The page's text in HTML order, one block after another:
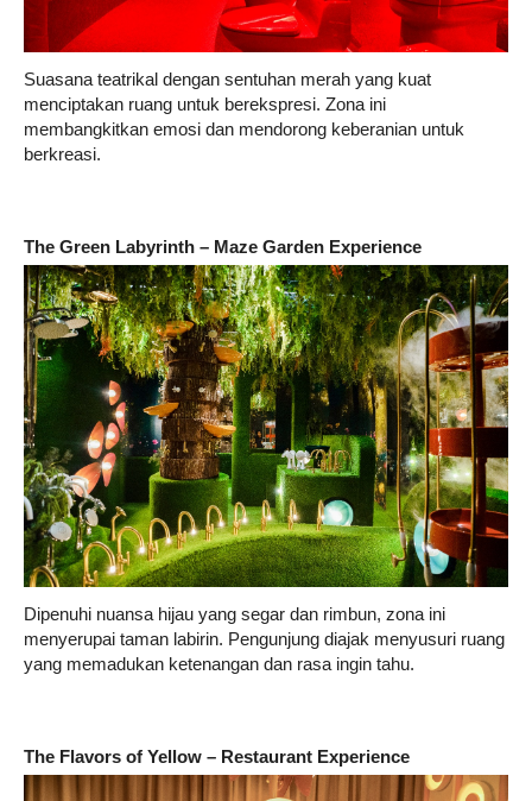
Suasana teatrikal dengan sentuhan merah yang kuat
menciptakan ruang untuk berekspresi. Zona ini
membangkitkan emosi dan mendorong keberanian untuk
berkreasi.
The Green Labyrinth – Maze Garden Experience
Dipenuhi nuansa hijau yang segar dan rimbun, zona ini
menyerupai taman labirin. Pengunjung diajak menyusuri ruang
yang memadukan ketenangan dan rasa ingin tahu.
The Flavors of Yellow – Restaurant Experience